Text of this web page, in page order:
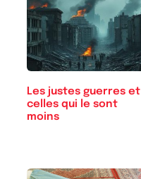
Les justes guerres et
celles qui le sont
moins